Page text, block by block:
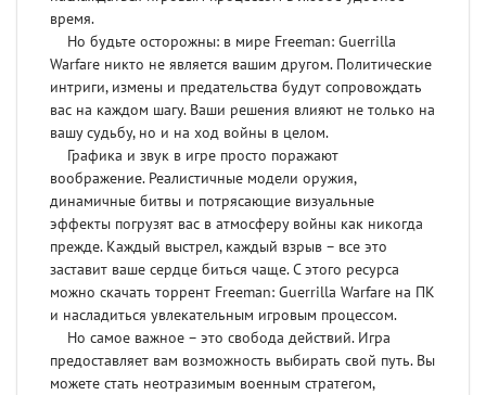
время.
Но будьте осторожны: в мире Freeman: Guerrilla
Warfare никто не является вашим другом. Политические
интриги, измены и предательства будут сопровождать
вас на каждом шагу. Ваши решения влияют не только на
вашу судьбу, но и на ход войны в целом.
Графика и звук в игре просто поражают
воображение. Реалистичные модели оружия,
динамичные битвы и потрясающие визуальные
эффекты погрузят вас в атмосферу войны как никогда
прежде. Каждый выстрел, каждый взрыв – все это
заставит ваше сердце биться чаще. С этого ресурса
можно скачать торрент Freeman: Guerrilla Warfare на ПК
и насладиться увлекательным игровым процессом.
Но самое важное – это свобода действий. Игра
предоставляет вам возможность выбирать свой путь. Вы
можете стать неотразимым военным стратегом,